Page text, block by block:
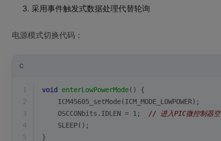
采用事件触发式数据处理代替轮询
电源模式切换代码：
C
1 void enterLowPowerMode()
{
2
    ICM45605_setMode(ICM_MODE_LOWPOWER);
3
    OSCCONbits.IDLEN =
1 ; // 进入PIC微控制器空
4
    SLEEP();
5
}